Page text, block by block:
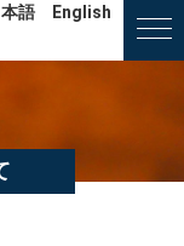
本語 English